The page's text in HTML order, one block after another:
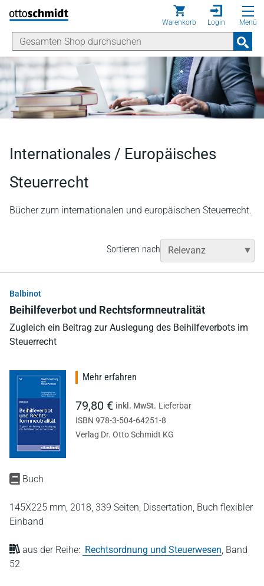
Direkt zum Inhalt
Warenkorb Login Menü
Internationales / Europäisches
Steuerrecht
Bücher zum internationalen und europäischen Steuerrecht.
Sortieren nach
Balbinot
Beihilfeverbot und Rechtsformneutralität
Zugleich ein Beitrag zur Auslegung des Beihilfeverbots im
Steuerrecht
Buch
145X225 mm, 2018, 339 Seiten, Dissertation, Buch flexibler
Einband
aus der Reihe: Rechtsordnung und Steuerwesen Band
52
Mehr erfahren
79,80 € inkl. MwSt. Lieferbar
ISBN 978-3-504-64251-8
Verlag Dr. Otto Schmidt KG